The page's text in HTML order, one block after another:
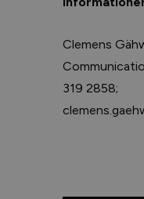
Clemens
319 2858;